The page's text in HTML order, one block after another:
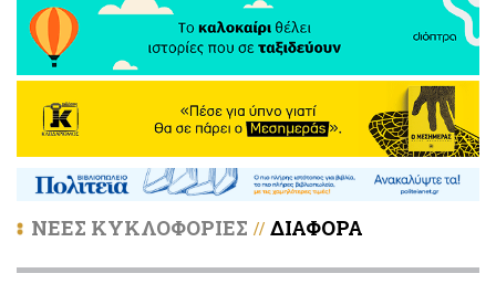
ΝΕΕΣ ΚΥΚΛΟΦΟΡΙΕΣ // ΔΙΑΦΟΡΑ